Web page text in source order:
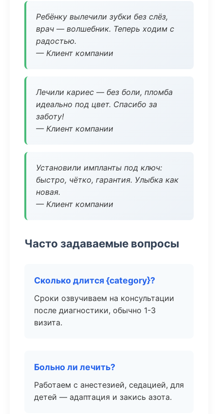
Ребёнку вылечили зубки без слёз,
врач — волшебник. Теперь ходим с
радостью.
— Клиент компании
Лечили кариес — без боли, пломба
идеально под цвет. Спасибо за
заботу!
— Клиент компании
Установили импланты под ключ:
быстро, чётко, гарантия. Улыбка как
новая.
— Клиент компании
Часто задаваемые вопросы
Сколько длится {category}?
Сроки озвучиваем на консультации
после диагностики, обычно 1-3
визита.
Больно ли лечить?
Работаем с анестезией, седацией, для
детей — адаптация и закись азота.